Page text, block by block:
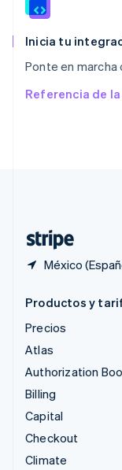
Inicia tu
Ponte en marcha
Referencia de la
México
Reino Unido
English
English
English
Productos y
Precios
Atlas
Authorization
Billing
Capital
Checkout
Climate